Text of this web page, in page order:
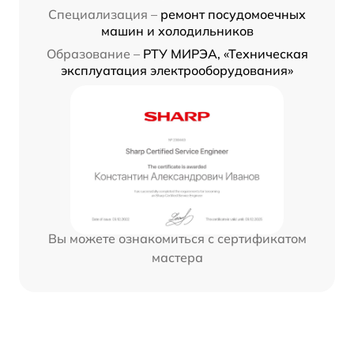
Специализация – ремонт посудомоечных
машин и холодильников
Образование – РТУ МИРЭА, «Техническая
эксплуатация электрооборудования»
Вы можете ознакомиться с сертификатом
мастера